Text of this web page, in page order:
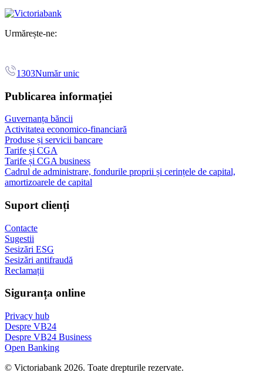
Urmărește-ne:
1303Număr unic
Publicarea informației
Guvernanța băncii
Activitatea economico-financiară
Produse și servicii bancare
Tarife și CGA
Tarife și CGA business
Cadrul de administrare, fondurile proprii și cerințele de capital,
amortizoarele de capital
Suport clienți
Contacte
Sugestii
Sesizări ESG
Sesizări antifraudă
Reclamații
Siguranța online
Privacy hub
Despre VB24
Despre VB24 Business
Open Banking
© Victoriabank 2026. Toate drepturile rezervate.